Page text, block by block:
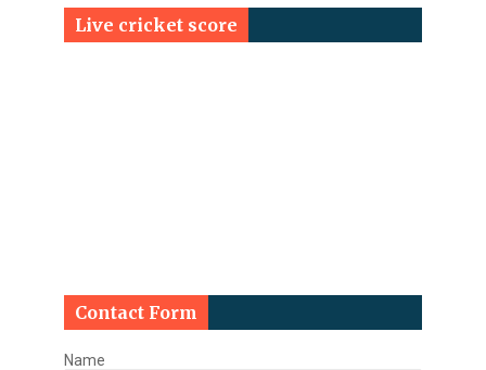
Live cricket score
Contact Form
Name